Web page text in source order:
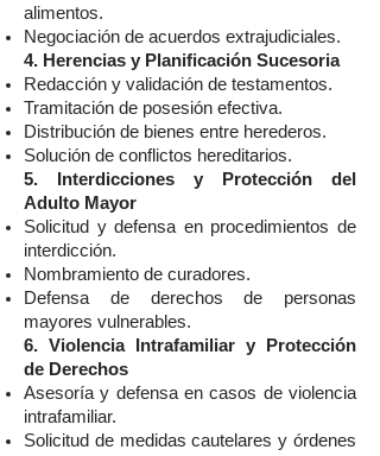
alimentos.
Negociación de acuerdos extrajudiciales.
4. Herencias y Planificación Sucesoria
Redacción y validación de testamentos.
Tramitación de posesión efectiva.
Distribución de bienes entre herederos.
Solución de conflictos hereditarios.
5. Interdicciones y Protección del
Adulto Mayor
Solicitud y defensa en procedimientos de
interdicción.
Nombramiento de curadores.
Defensa de derechos de personas
mayores vulnerables.
6. Violencia Intrafamiliar y Protección
de Derechos
Asesoría y defensa en casos de violencia
intrafamiliar.
Solicitud de medidas cautelares y órdenes